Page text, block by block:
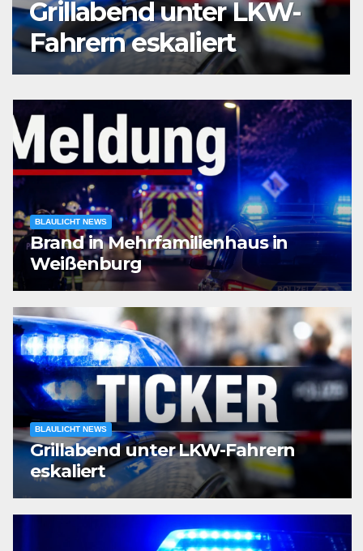
am Bochumer
Hauptbahnhof
ausgeraubt – Zeugen
gesucht
BLAULICHT NEWS
Brand in Mehrfamilienhaus in
Weißenburg
BLAULICHT NEWS
Grillabend unter LKW-Fahrern
eskaliert